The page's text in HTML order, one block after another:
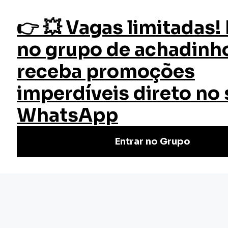
fazer login
Início Cursos Cursos Gratuitos Finanças Corporativas
Curso Finanças Corporativas
Curso de Finanças Corporativas Online Grátis: eleve seu
entendimento financeiro empresarial. Aprenda análise,
planejamento e gestão financeira sem custo!